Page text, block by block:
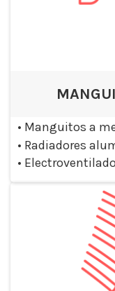
• Manguitos a
• Radiadores
•